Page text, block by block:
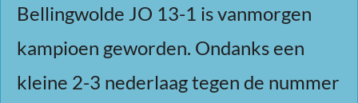
Bellingwolde JO 13-1 is vanmorgen
kampioen geworden. Ondanks een
kleine 2-3 nederlaag tegen de nummer